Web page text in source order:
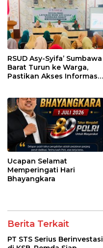
RSUD Asy-Syifa’ Sumbawa
Barat Turun ke Warga,
Pastikan Akses Informasi
Ucapan Selamat
Memperingati Hari
Bhayangkara
Berita Terkait
PT STS Serius Berinvestasi